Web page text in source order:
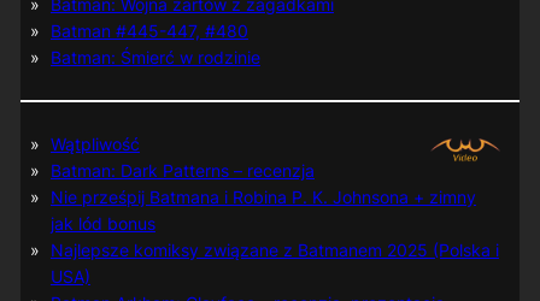
Batman #445-447, #480
Batman: Śmierć w rodzinie
Wątpliwość
Batman: Dark Patterns – recenzja
Nie prześpij Batmana i Robina P. K. Johnsona + zimny
jak lód bonus
Najlepsze komiksy związane z Batmanem 2025 (Polska i
USA)